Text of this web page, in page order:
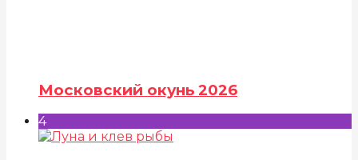
Московский окунь 2026
4